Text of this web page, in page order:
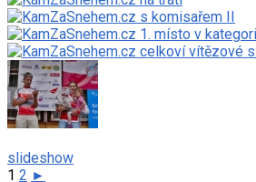
slideshow
1 2 ►